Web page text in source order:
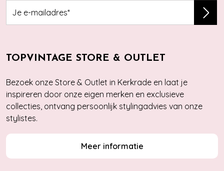
TOPVINTAGE STORE & OUTLET
Bezoek onze Store & Outlet in Kerkrade en laat je
inspireren door onze eigen merken en exclusieve
collecties, ontvang persoonlijk stylingadvies van onze
stylistes.
Meer informatie